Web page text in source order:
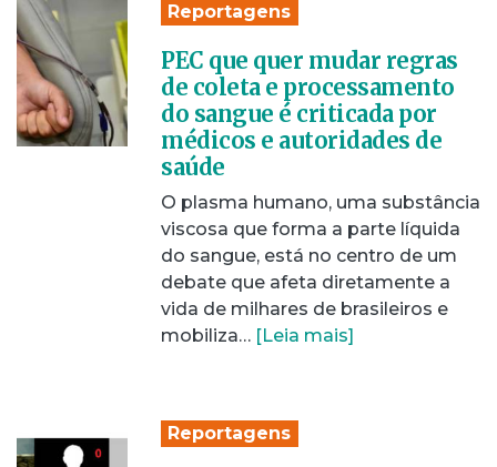
Reportagens
PEC que quer mudar regras
de coleta e processamento
do sangue é criticada por
médicos e autoridades de
saúde
O plasma humano, uma substância
viscosa que forma a parte líquida
do sangue, está no centro de um
debate que afeta diretamente a
vida de milhares de brasileiros e
mobiliza… [Leia mais]
Reportagens